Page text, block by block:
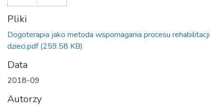
Pliki
Dogoterapia jako metoda wspomagania procesu rehabilitacji
dzieci.pdf (259.58 KB)
Data
2018-09
Autorzy